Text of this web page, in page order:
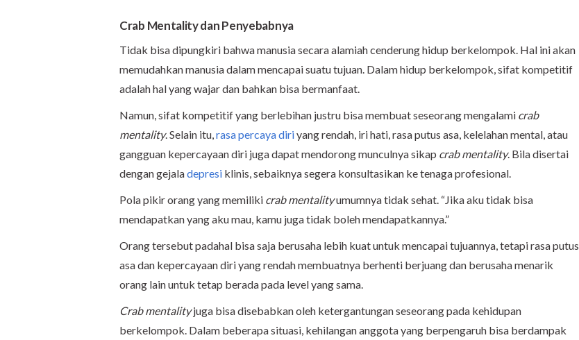
Crab Mentality dan Penyebabnya
Tidak bisa dipungkiri bahwa manusia secara alamiah cenderung hidup berkelompok. Hal ini akan
memudahkan manusia dalam mencapai suatu tujuan. Dalam hidup berkelompok, sifat kompetitif
adalah hal yang wajar dan bahkan bisa bermanfaat.
Namun, sifat kompetitif yang berlebihan justru bisa membuat seseorang mengalami crab
mentality. Selain itu,rasa percaya diriyang rendah, iri hati, rasa putus asa, kelelahan mental, atau
gangguan kepercayaan diri juga dapat mendorong munculnya sikap crab mentality. Bila disertai
dengan gejaladepresi klinis, sebaiknya segera konsultasikan ke tenaga profesional.
Pola pikir orang yang memiliki crab mentalityumumnya tidak sehat. “Jika aku tidak bisa
mendapatkan yang aku mau, kamu juga tidak boleh mendapatkannya.”
Orang tersebut padahal bisa saja berusaha lebih kuat untuk mencapai tujuannya, tetapi rasa putus
asa dan kepercayaan diri yang rendah membuatnya berhenti berjuang dan berusaha menarik
orang lain untuk tetap berada pada level yang sama.
Crab mentalityjuga bisa disebabkan oleh ketergantungan seseorang pada kehidupan
berkelompok. Dalam beberapa situasi, kehilangan anggota yang berpengaruh bisa berdampak